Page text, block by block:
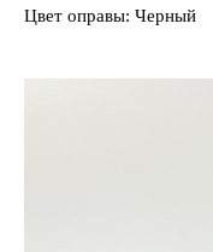
Цвет оправы: Черный